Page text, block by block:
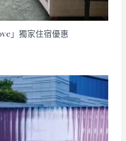
」獨家住宿優惠